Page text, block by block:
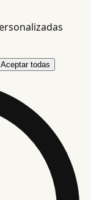
Aceptar todas